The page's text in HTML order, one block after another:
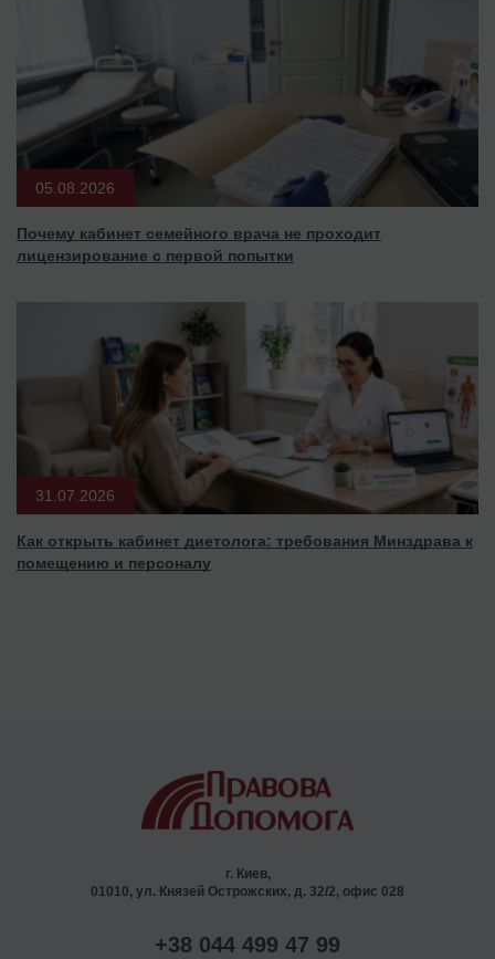
05.08.2026
Почему кабинет семейного врача не проходит
лицензирование с первой попытки
31.07.2026
Как открыть кабинет диетолога: требования Минздрава к
помещению и персоналу
г. Киев,
01010, ул. Князей Острожских, д. 32/2, офис 028
+38 044 499 47 99